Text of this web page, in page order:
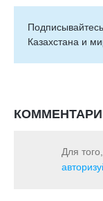
Казахстана и
Для